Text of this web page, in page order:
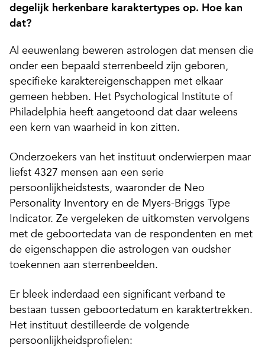
degelijk herkenbare karaktertypes op. Hoe kan
dat?
Al eeuwenlang beweren astrologen dat mensen die
onder een bepaald sterrenbeeld zijn geboren,
specifieke karaktereigenschappen met elkaar
gemeen hebben. Het Psychological Institute of
Philadelphia heeft aangetoond dat daar weleens
een kern van waarheid in kon zitten.
Onderzoekers van het instituut onderwierpen maar
liefst 4327 mensen aan een serie
persoonlijkheidstests, waaronder de Neo
Personality Inventory en de Myers-Briggs Type
Indicator. Ze vergeleken de uitkomsten vervolgens
met de geboortedata van de respondenten en met
de eigenschappen die astrologen van oudsher
toekennen aan sterrenbeelden.
Er bleek inderdaad een significant verband te
bestaan tussen geboortedatum en karaktertrekken.
Het instituut destilleerde de volgende
persoonlijkheidsprofielen: